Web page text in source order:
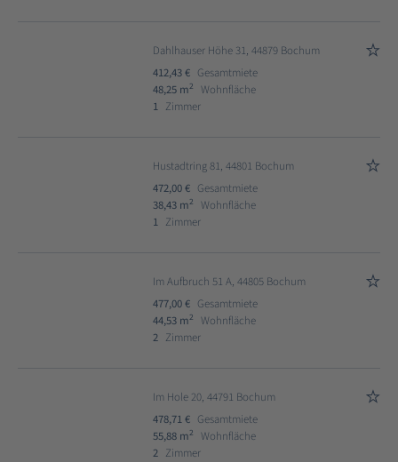
Dahlhauser Höhe 31, 44879 Bochum
412,43 € Gesamtmiete
48,25 m2
Wohnfläche
1 Zimmer
Hustadtring 81, 44801 Bochum
472,00 € Gesamtmiete
38,43 m2
Wohnfläche
1 Zimmer
Im Aufbruch 51 A, 44805 Bochum
477,00 € Gesamtmiete
44,53 m2
Wohnfläche
2 Zimmer
Im Hole 20, 44791 Bochum
478,71 € Gesamtmiete
55,88 m2
Wohnfläche
2 Zimmer